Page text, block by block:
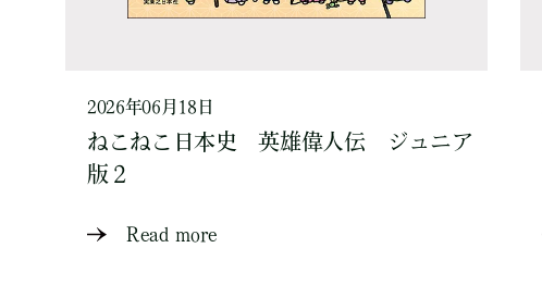
2026年06月18日
ねこねこ日本史 英雄偉人伝 ジュニア
版２
Read more